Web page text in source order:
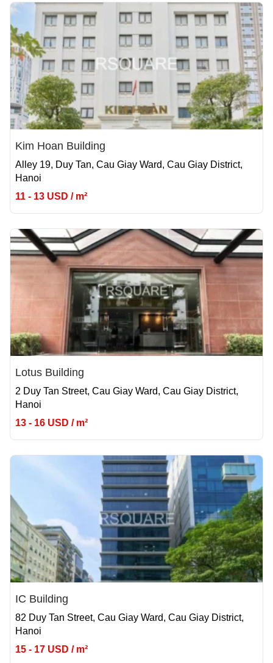
Kim Hoan Building
Alley 19, Duy Tan, Cau Giay Ward, Cau Giay District,
Hanoi
11 - 13 USD / m²
Lotus Building
2 Duy Tan Street, Cau Giay Ward, Cau Giay District,
Hanoi
13 - 16 USD / m²
IC Building
82 Duy Tan Street, Cau Giay Ward, Cau Giay District,
Hanoi
15 - 17 USD / m²